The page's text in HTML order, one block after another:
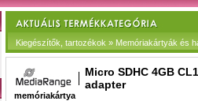
Kiegészítők, tartozékok » Memóriakártyák és
Micro SDHC 4GB
adapter
memóriakártya